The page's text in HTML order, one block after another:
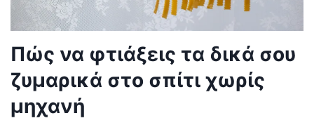
Πώς να φτιάξεις τα δικά σου
ζυμαρικά στο σπίτι χωρίς
μηχανή